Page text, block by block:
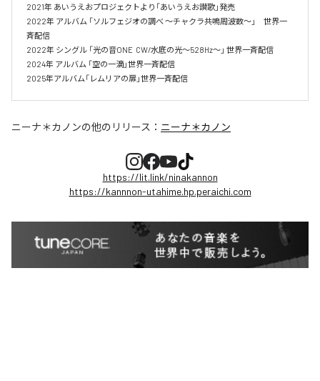
2021年 あいうえおプロジェクトより「あいうえお讃歌」発売
2022年 アルバム 「ソルフェジオの調べ ～チャクラ共鳴周波数～」　世界一
斉配信
2022年 シングル 「光の音ONE  CW/水底の光～528Hz～」 世界一斉配信
2024年 アルバム 「空の一滴」世界一斉配信
2025年アルバム「レムリアの扉」世界一斉配信
ニーナ＊カノンの他のリリース： ニーナ＊カノン
https://lit.link/ninakannon
https://kannnon-utahime.hp.peraichi.com